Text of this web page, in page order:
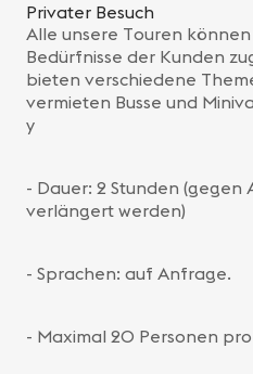
Privater Besuch
Alle unsere Touren
Bedürfnisse der Kunden
bieten verschiedene
vermieten Busse und
y
- Dauer: 2 Stunden (gegen
verlängert werden)
- Sprachen: auf Anfrage.
- Maximal 20 Personen